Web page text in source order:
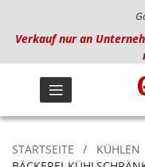
Verkauf nur an
STARTSEITE KÜHLEN